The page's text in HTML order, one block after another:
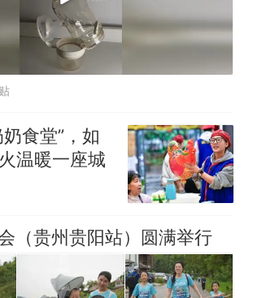
食堂”，如
温暖一座城
（贵州贵阳站）圆满举行